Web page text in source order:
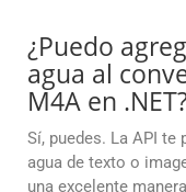
¿Puedo
agua al
M4A en
Sí, puedes. La API
agua de texto o
una excelente